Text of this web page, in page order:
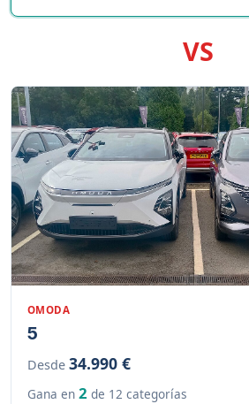
VS
OMODA
5
Desde 34.990 €
Gana en 2 de 12 categorías